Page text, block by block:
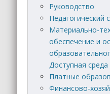
Руководство
Педагогический
Материально-
обеспечение и
Доступная среда
Платные
Финансово-